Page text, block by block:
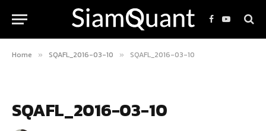
Facebook
YouTube
Home » SQAFL_2016-03-10 » SQAFL_2016-03-10
SQAFL_2016-03-10